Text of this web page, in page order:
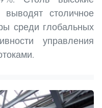
выводят столичное
среди глобальных
управления